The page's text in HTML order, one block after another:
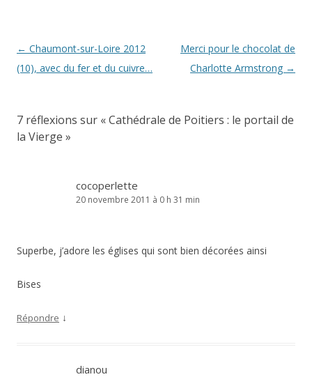
Navigation
des
← Chaumont-sur-Loire 2012
(10), avec du fer et du cuivre…
Merci pour le chocolat de
Charlotte Armstrong →
7 réflexions sur «Cathédrale de Poitiers : le portail de
la Vierge »
cocoperlette
20 novembre 2011 à 0 h 31 min
Superbe, j’adore les églises qui sont bien décorées ainsi
Bises
Répondre ↓
dianou